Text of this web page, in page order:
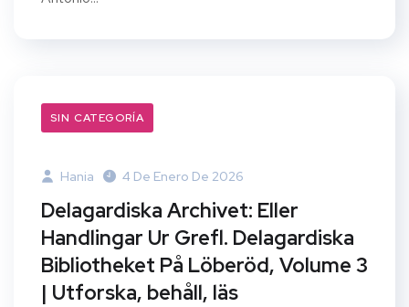
SIN CATEGORÍA
Hania 4 De Enero De 2026
Delagardiska Archivet: Eller
Handlingar Ur Grefl. Delagardiska
Bibliotheket På Löberöd, Volume 3
| Utforska, behåll, läs